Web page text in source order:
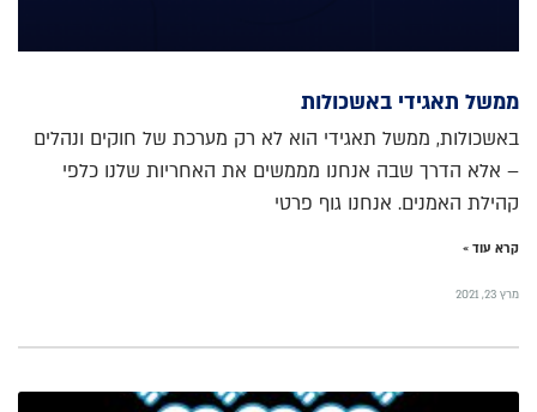
ממשל תאגידי באשכולות
באשכולות, ממשל תאגידי הוא לא רק מערכת של חוקים ונהלים
– אלא הדרך שבה אנחנו מממשים את האחריות שלנו כלפי
קהילת האמנים. אנחנו גוף פרטי
קרא עוד »
מרץ 23, 2021